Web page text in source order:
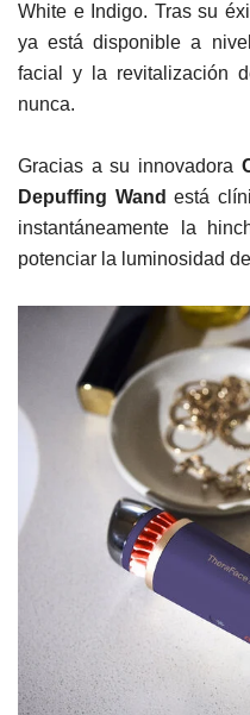
White e Indigo. Tras su
ya está disponible a
facial y la revitalización
nunca.
Gracias a su innovadora
Depuffing Wand está
instantáneamente la
potenciar la luminosidad